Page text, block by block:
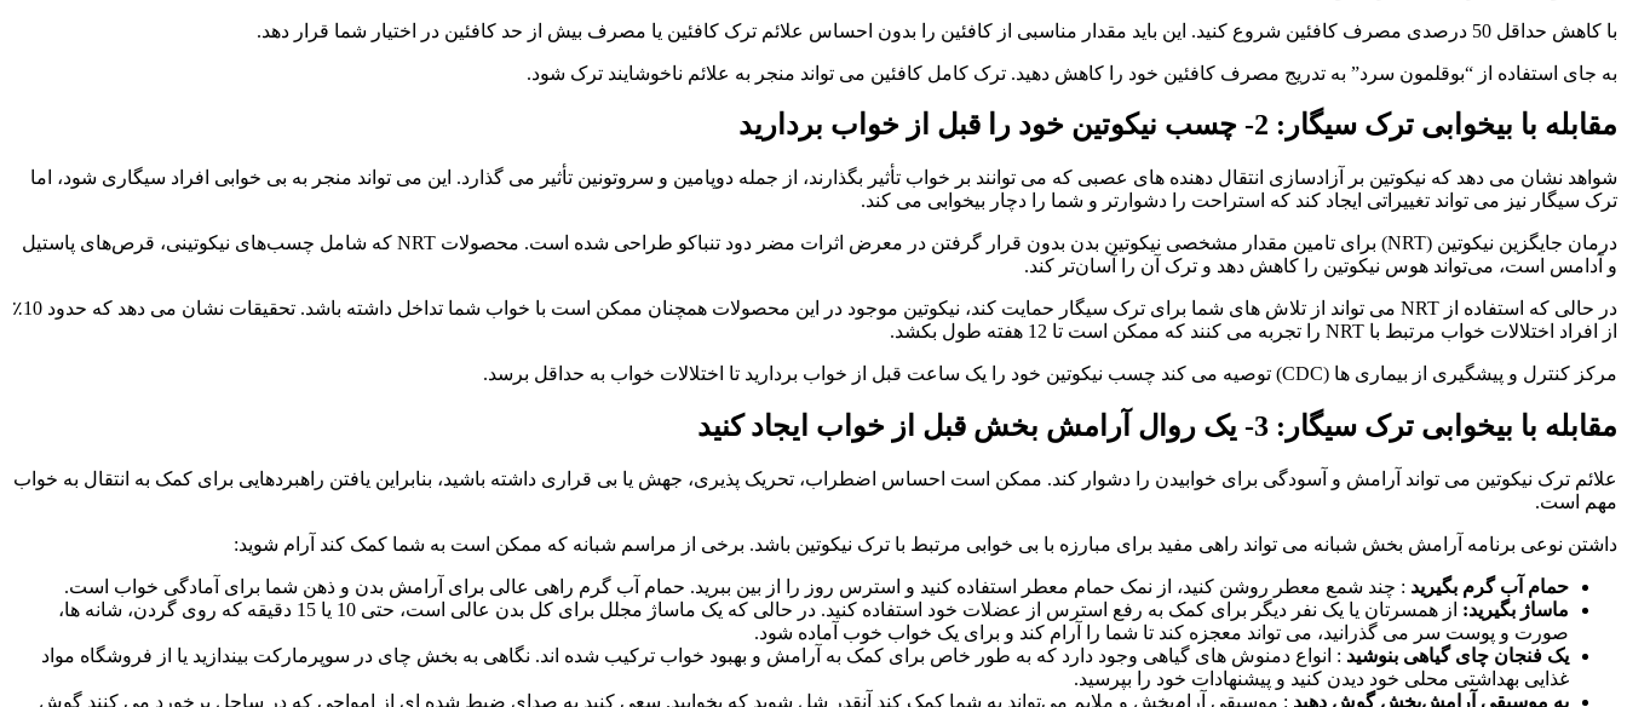
با کاهش حداقل 50 درصدی مصرف کافئین شروع کنید. این باید مقدار مناسبی از کافئین را بدون احساس علائم ترک کافئین یا مصرف بیش از حد کافئین در اختیار شما قرار دهد.
به جای استفاده از “بوقلمون سرد” به تدریج مصرف کافئین خود را کاهش دهید. ترک کامل کافئین می تواند منجر به علائم ناخوشایند ترک شود.
مقابله با بیخوابی ترک سیگار: 2- چسب نیکوتین خود را قبل از خواب بردارید
شواهد نشان می دهد که نیکوتین بر آزادسازی انتقال دهنده های عصبی که می توانند بر خواب تأثیر بگذارند، از جمله دوپامین و سروتونین تأثیر می گذارد. این می تواند منجر به بی خوابی افراد سیگاری شود، اما
ترک سیگار نیز می تواند تغییراتی ایجاد کند که استراحت را دشوارتر و شما را دچار بیخوابی می کند.
درمان جایگزین نیکوتین (NRT) برای تامین مقدار مشخصی نیکوتین بدن بدون قرار گرفتن در معرض اثرات مضر دود تنباکو طراحی شده است. محصولات NRT که شامل چسب‌های نیکوتینی، قرص‌های پاستیل
و آدامس است، می‌تواند هوس نیکوتین را کاهش دهد و ترک آن را آسان‌تر کند.
در حالی که استفاده از NRT می تواند از تلاش های شما برای ترک سیگار حمایت کند، نیکوتین موجود در این محصولات همچنان ممکن است با خواب شما تداخل داشته باشد. تحقیقات نشان می دهد که حدود 10٪
از افراد اختلالات خواب مرتبط با NRT را تجربه می کنند که ممکن است تا 12 هفته طول بکشد.
مرکز کنترل و پیشگیری از بیماری ها (CDC) توصیه می کند چسب نیکوتین خود را یک ساعت قبل از خواب بردارید تا اختلالات خواب به حداقل برسد.
مقابله با بیخوابی ترک سیگار: 3- یک روال آرامش بخش قبل از خواب ایجاد کنید
علائم ترک نیکوتین می تواند آرامش و آسودگی برای خوابیدن را دشوار کند. ممکن است احساس اضطراب، تحریک پذیری، جهش یا بی قراری داشته باشید، بنابراین یافتن راهبردهایی برای کمک به انتقال به خواب
مهم است.
داشتن نوعی برنامه آرامش بخش شبانه می تواند راهی مفید برای مبارزه با بی خوابی مرتبط با ترک نیکوتین باشد. برخی از مراسم شبانه که ممکن است به شما کمک کند آرام شوید:
حمام آب گرم بگیرید : چند شمع معطر روشن کنید، از نمک حمام معطر استفاده کنید و استرس روز را از بین ببرید. حمام آب گرم راهی عالی برای آرامش بدن و ذهن شما برای آمادگی خواب است.
ماساژ بگیرید:
از همسرتان یا یک نفر دیگر برای کمک به رفع استرس از عضلات خود استفاده کنید. در حالی که یک ماساژ مجلل برای کل بدن عالی است، حتی 10 یا 15 دقیقه که روی گردن، شانه ها،
صورت و پوست سر می گذرانید، می تواند معجزه کند تا شما را آرام کند و برای یک خواب خوب آماده شود.
یک فنجان چای گیاهی بنوشید : انواع دمنوش های گیاهی وجود دارد که به طور خاص برای کمک به آرامش و بهبود خواب ترکیب شده اند. نگاهی به بخش چای در سوپرمارکت بیندازید یا از فروشگاه مواد
غذایی بهداشتی محلی خود دیدن کنید و پیشنهادات خود را بپرسید.
به موسیقی آرامش‌بخش گوش دهید : موسیقی آرام‌بخش و ملایم می‌تواند به شما کمک کند آنقدر شل شوید که بخوابید. سعی کنید به صدای ضبط شده ای از امواجی که در ساحل برخورد می کنند گوش